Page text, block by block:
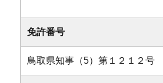
免許番号
鳥取県知事（5）第１２１２号